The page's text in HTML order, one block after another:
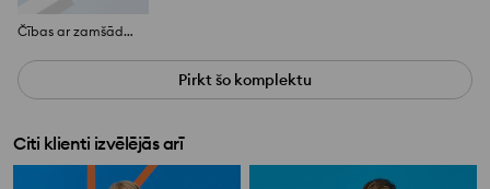
Čības ar zamšāda imitāciju
Pirkt šo komplektu
Citi klienti izvēlējās arī